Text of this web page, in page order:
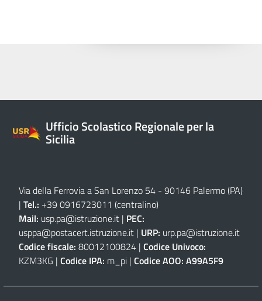
Ufficio Scolastico Regionale per la
Sicilia
Via della Ferrovia a San Lorenzo 54 - 90146 Palermo (PA)
| Tel.: +39 0916723011 (centralino)
Mail: usp.pa@istruzione.it | PEC:
usppa@postacert.istruzione.it | URP: urp.pa@istruzione.it
Codice fiscale: 80012100824 | Codice Univoco:
KZM3KG | Codice IPA: m_pi | Codice AOO: A99A5F9